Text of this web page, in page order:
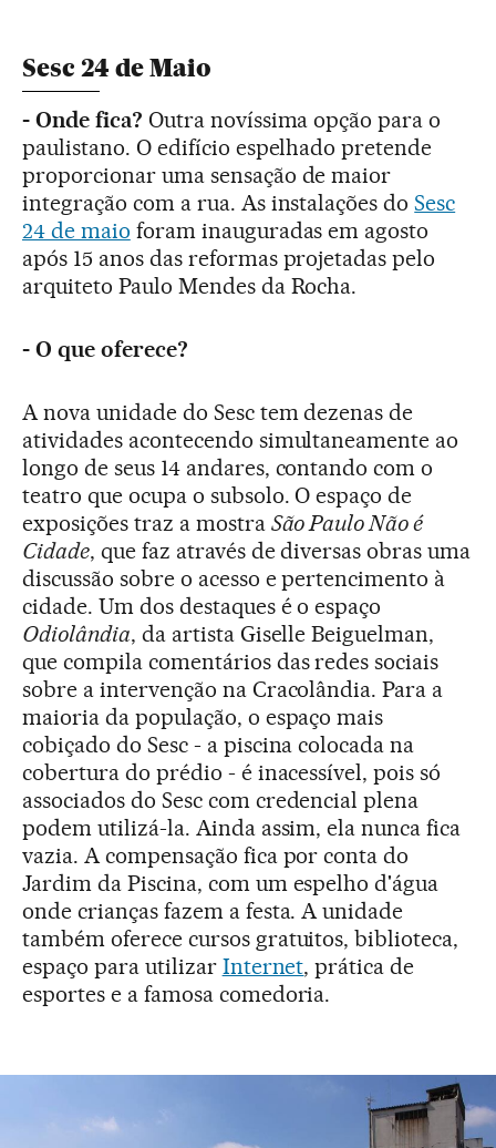
Sesc 24 de Maio
- Onde fica? Outra novíssima opção para o
paulistano. O edifício espelhado pretende
proporcionar uma sensação de maior
integração com a rua. As instalações doSesc
24 de maio foram inauguradas em agosto
após 15 anos das reformas projetadas pelo
arquiteto Paulo Mendes da Rocha.
- O que oferece?
A nova unidade do Sesc tem dezenas de
atividades acontecendo simultaneamente ao
longo de seus 14 andares, contando com o
teatro que ocupa o subsolo. O espaço de
exposições traz a mostra São Paulo Não é
Cidade, que faz através de diversas obras uma
discussão sobre o acesso e pertencimento à
cidade. Um dos destaques é o espaço
Odiolândia, da artista Giselle Beiguelman,
que compila comentários das redes sociais
sobre a intervenção na Cracolândia. Para a
maioria da população, o espaço mais
cobiçado do Sesc - a piscina colocada na
cobertura do prédio - é inacessível, pois só
associados do Sesc com credencial plena
podem utilizá-la. Ainda assim, ela nunca fica
vazia. A compensação fica por conta do
Jardim da Piscina, com um espelho d'água
onde crianças fazem a festa. A unidade
também oferece cursos gratuitos, biblioteca,
espaço para utilizar Internet, prática de
esportes e a famosa comedoria.